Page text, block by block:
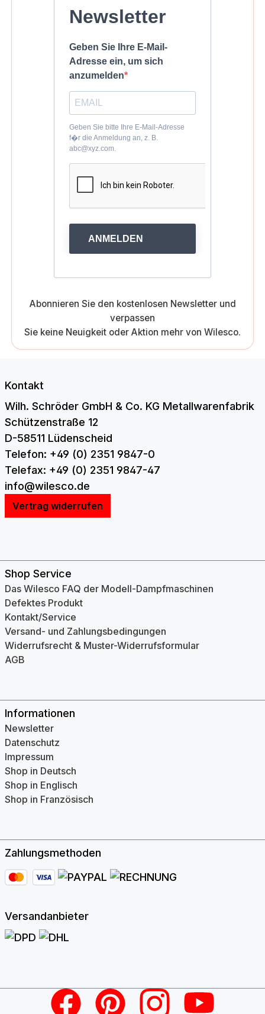
Newsletter
Geben Sie Ihre E-Mail-
Adresse ein, um sich
anzumelden
Geben Sie bitte Ihre E-Mail-Adresse
f�r die Anmeldung an, z. B.
abc@xyz.com.
ANMELDEN
Abonnieren Sie den kostenlosen Newsletter und
verpassen
Sie keine Neuigkeit oder Aktion mehr von Wilesco.
Kontakt
Wilh. Schröder GmbH & Co. KG Metallwarenfabrik
Schützenstraße 12
D-58511 Lüdenscheid
Telefon: +49 (0) 2351 9847-0
Telefax: +49 (0) 2351 9847-47
info@wilesco.de
Vertrag widerrufen
Shop Service
Das Wilesco FAQ der Modell-Dampfmaschinen
Defektes Produkt
Kontakt/Service
Versand- und Zahlungsbedingungen
Widerrufsrecht & Muster-Widerrufsformular
AGB
Informationen
Newsletter
Datenschutz
Impressum
Shop in Deutsch
Shop in Englisch
Shop in Französisch
Zahlungsmethoden
Versandanbieter